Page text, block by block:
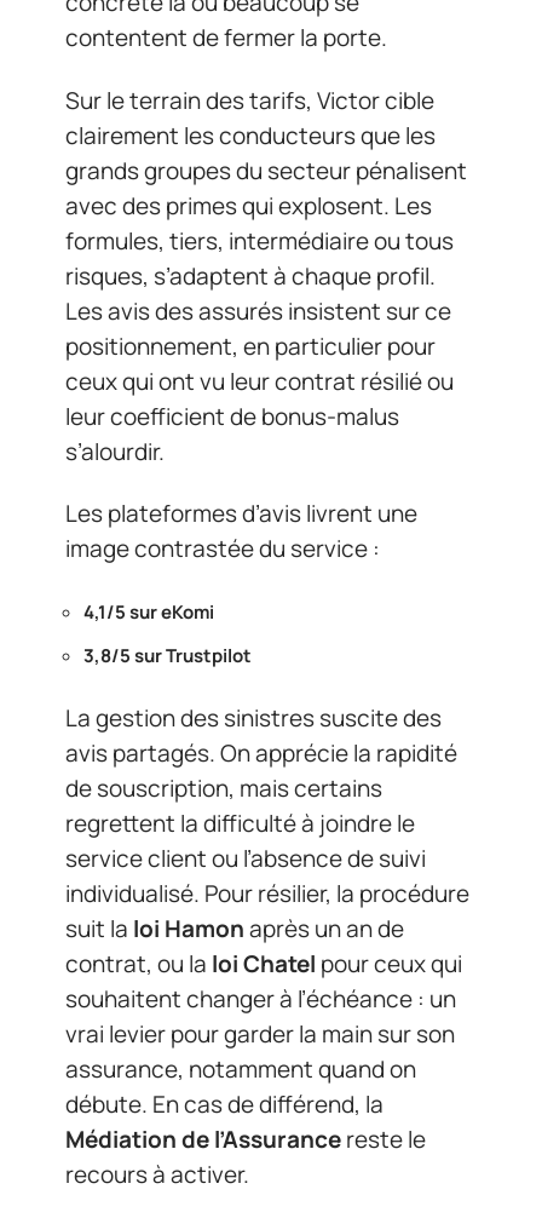
contentent de fermer la porte.
Sur le terrain des tarifs, Victor cible
clairement les conducteurs que les
grands groupes du secteur pénalisent
avec des primes qui explosent. Les
formules, tiers, intermédiaire ou tous
risques, s’adaptent à chaque profil.
Les avis des assurés insistent sur ce
positionnement, en particulier pour
ceux qui ont vu leur contrat résilié ou
leur coefficient de bonus-malus
s’alourdir.
Les plateformes d’avis livrent une
image contrastée du service :
4,1/5 sur eKomi
3,8/5 sur Trustpilot
La gestion des sinistres suscite des
avis partagés. On apprécie la rapidité
de souscription, mais certains
regrettent la difficulté à joindre le
service client ou l’absence de suivi
individualisé. Pour résilier, la procédure
suit la loi Hamonaprès un an de
contrat, ou la loi Chatel pour ceux qui
souhaitent changer à l’échéance : un
vrai levier pour garder la main sur son
assurance, notamment quand on
débute. En cas de différend, la
Médiation de l’Assurancereste le
recours à activer.